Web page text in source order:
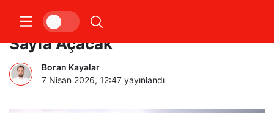
Türk SİHAları KARAT ile Yeni Bir
Sayfa Açacak
Boran Kayalar
7 Nisan 2026, 12:47 yayınlandı